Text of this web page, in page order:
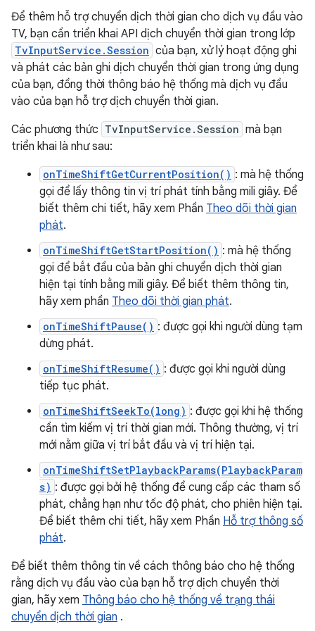
Để thêm hỗ trợ chuyển dịch thời gian cho dịch vụ đầu vào
TV, bạn cần triển khai API dịch chuyển thời gian trong lớp
TvInputService.Session của bạn, xử lý hoạt động ghi
và phát các bản ghi dịch chuyển thời gian trong ứng dụng
của bạn, đồng thời thông báo hệ thống mà dịch vụ đầu
vào của bạn hỗ trợ dịch chuyển thời gian.
Các phương thức TvInputService.Session mà bạn
triển khai là như sau:
onTimeShiftGetCurrentPosition() : mà hệ thống
gọi để lấy thông tin vị trí phát tính bằng mili giây. Để
biết thêm chi tiết, hãy xem Phần Theo dõi thời gian
phát.
onTimeShiftGetStartPosition() : mà hệ thống
gọi để bắt đầu của bản ghi chuyển dịch thời gian
hiện tại tính bằng mili giây. Để biết thêm thông tin,
hãy xem phần Theo dõi thời gian phát.
onTimeShiftPause() : được gọi khi người dùng tạm
dừng phát.
onTimeShiftResume() : được gọi khi người dùng
tiếp tục phát.
onTimeShiftSeekTo(long) : được gọi khi hệ thống
cần tìm kiếm vị trí thời gian mới. Thông thường, vị trí
mới nằm giữa vị trí bắt đầu và vị trí hiện tại.
onTimeShiftSetPlaybackParams(PlaybackParam
s) : được gọi bởi hệ thống để cung cấp các tham số
phát, chẳng hạn như tốc độ phát, cho phiên hiện tại.
Để biết thêm chi tiết, hãy xem Phần Hỗ trợ thông số
phát.
Để biết thêm thông tin về cách thông báo cho hệ thống
rằng dịch vụ đầu vào của bạn hỗ trợ dịch chuyển thời
gian, hãy xem Thông báo cho hệ thống về trạng thái
chuyển dịch thời gian .